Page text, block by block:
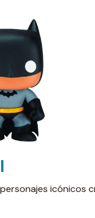
icónicos